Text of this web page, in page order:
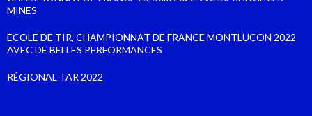
MINES
ÉCOLE DE TIR, CHAMPIONNAT DE FRANCE MONTLUÇON 2022
AVEC DE BELLES PERFORMANCES
RÉGIONAL TAR 2022